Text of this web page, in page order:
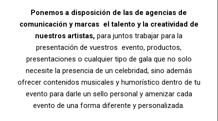
Ponemos a disposición de las de agencias de
comunicación y marcas el talento y la creatividad de
nuestros artistas, para juntos trabajar para la
presentación de vuestros evento, productos,
presentaciones o cualquier tipo de gala que no solo
necesite la presencia de un celebridad, sino además
ofrecer contenidos musicales y humorístico dentro de tu
evento para darle un sello personal y amenizar cada
evento de una forma diferente y personalizada.